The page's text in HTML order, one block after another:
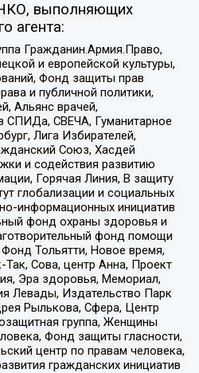
выполняющих
агента:
Гражданин.Армия.Право,
и европейской культуры,
Фонд защиты прав
и публичной политики,
Альянс врачей,
СВЕЧА, Гуманитарное
Лига Избирателей,
Союз, Хасдей
и содействия развитию
Горячая Линия, В защиту
глобализации и социальных
информационных инициатив
фонд охраны здоровья и
фонд помощи
Тольятти, Новое время,
Так, Сова, центр Анна, Проект
Эра здоровья, Мемориал,
Левады, Издательство Парк
Рылькова, Сфера, Центр
группа, Женщины
Фонд защиты гласности,
центр по правам человека,
гражданских инициатив